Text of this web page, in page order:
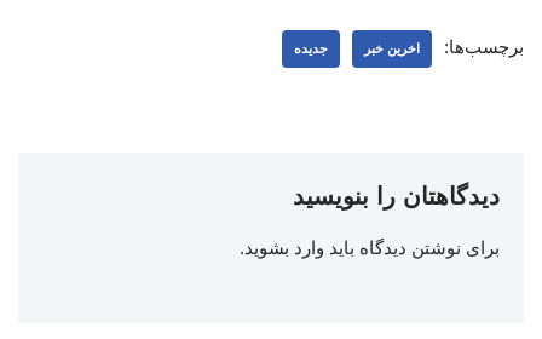
برچسب‌ها: اخرین خبر جدیده
دیدگاهتان را بنویسید
برای نوشتن دیدگاه باید وارد بشوید.